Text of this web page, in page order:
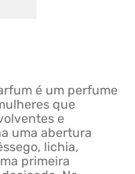
é um perfume
que
e
uma abertura
lichia,
primeira